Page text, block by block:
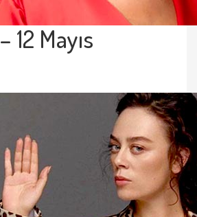
– 12 Mayıs